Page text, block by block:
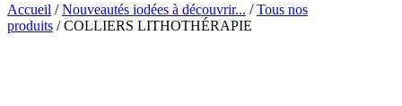
Accueil /Nouveautés iodées à découvrir... /Tous nos
produits / COLLIERS LITHOTHÉRAPIE